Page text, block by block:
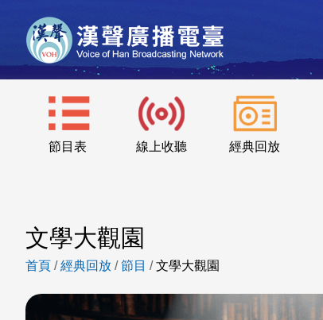
節目表 線上收聽 經典回放
文學大觀園
首頁 /經典回放 /節目 /文學大觀園